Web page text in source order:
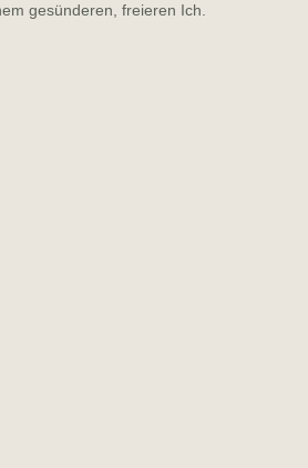
gesünderen, freieren Ich.